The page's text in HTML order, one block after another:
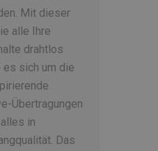
Mit dieser
alle Ihre
drahtlos
es sich um die
Übertragungen
in
Das